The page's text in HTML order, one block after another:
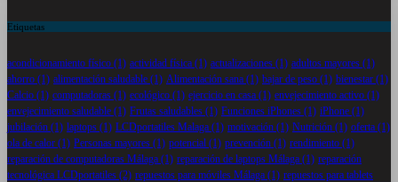
Etiquetas
acondicionamiento físico (1) actividad física (1) actualizaciones (1) adultos mayores (1)
ahorro (1) alimentación saludable (1) Alimentación sana (1) bajar de peso (1) bienestar (1)
Calcio (1) computadoras (1) ecológico (1) ejercicio en casa (1) envejecimiento activo (1)
envejecimiento saludable (1) Frutas saludables (1) Funciones iPhones (1) iPhone (1)
jubilación (1) laptops (1) LCDportatiles Malaga (1) motivación (1) Nutrición (1) oferta (1)
ola de calor (1) Personas mayores (1) potencial (1) prevención (1) rendimiento (1)
reparación de computadoras Málaga (1) reparación de laptops Málaga (1) reparación
tecnológica LCDportatiles (2) repuestos para móviles Málaga (1) repuestos para tablets